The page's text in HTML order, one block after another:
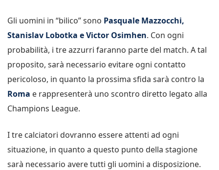
Gli uomini in “bilico” sono Pasquale Mazzocchi,
Stanislav Lobotka e Victor Osimhen. Con ogni
probabilità, i tre azzurri faranno parte del match. A tal
proposito, sarà necessario evitare ogni contatto
pericoloso, in quanto la prossima sfida sarà contro la
Roma e rappresenterà uno scontro diretto legato alla
Champions League.
I tre calciatori dovranno essere attenti ad ogni
situazione, in quanto a questo punto della stagione
sarà necessario avere tutti gli uomini a disposizione.